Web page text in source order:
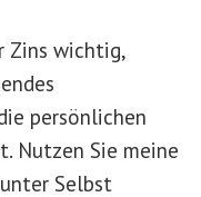
Zins wichtig,
persönlichen
Nutzen Sie meine
Selbst